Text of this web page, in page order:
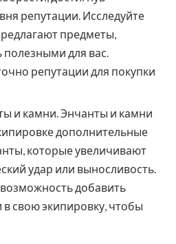
репутации. Исследуйте
предметы,
для вас.
репутации для покупки
и камни. Энчанты и камни
дополнительные
которые увеличивают
удар или выносливость.
добавить
свою экипировку, чтобы